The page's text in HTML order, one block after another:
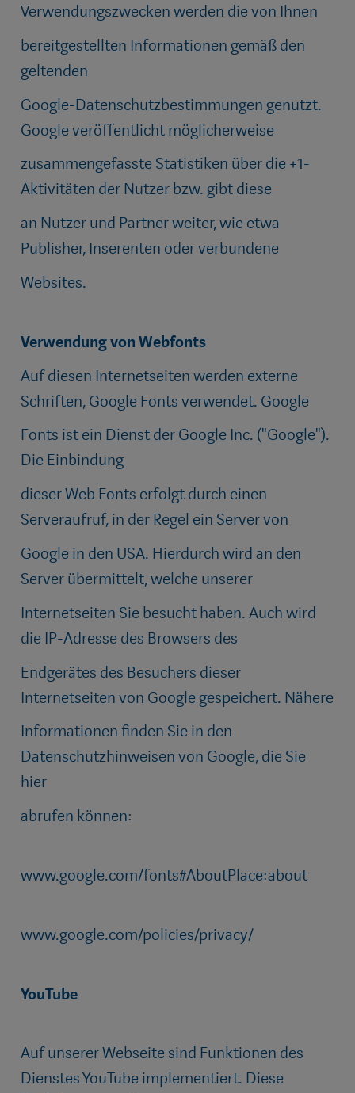
Verwendungszwecken werden die von Ihnen
bereitgestellten Informationen gemäß den
geltenden
Google-Datenschutzbestimmungen genutzt.
Google veröffentlicht möglicherweise
zusammengefasste Statistiken über die +1-
Aktivitäten der Nutzer bzw. gibt diese
an Nutzer und Partner weiter, wie etwa
Publisher, Inserenten oder verbundene
Websites.
Verwendung von Webfonts
Auf diesen Internetseiten werden externe
Schriften, Google Fonts verwendet. Google
Fonts ist ein Dienst der Google Inc. ("Google").
Die Einbindung
dieser Web Fonts erfolgt durch einen
Serveraufruf, in der Regel ein Server von
Google in den USA. Hierdurch wird an den
Server übermittelt, welche unserer
Internetseiten Sie besucht haben. Auch wird
die IP-Adresse des Browsers des
Endgerätes des Besuchers dieser
Internetseiten von Google gespeichert. Nähere
Informationen finden Sie in den
Datenschutzhinweisen von Google, die Sie
hier
abrufen können:
www.google.com/fonts#AboutPlace:about
www.google.com/policies/privacy/
YouTube
Auf unserer Webseite sind Funktionen des
Dienstes YouTube implementiert. Diese